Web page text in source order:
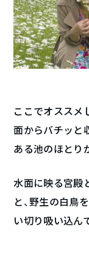
ここでオススメ
面からバチッと
ある池のほとり
水面に映る宮殿
と、野生の白鳥
い切り吸い込ん